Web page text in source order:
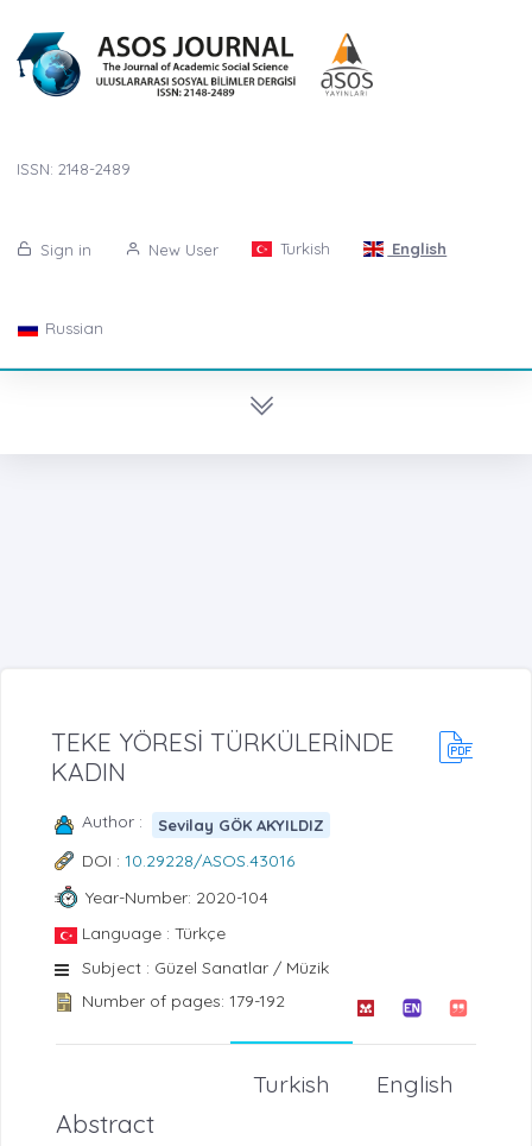
ISSN: 2148-2489
Sign in New User Turkish English
Russian
TEKE YÖRESİ TÜRKÜLERİNDE
KADIN
Author : Sevilay GÖK AKYILDIZ
DOI : 10.29228/ASOS.43016
Year-Number: 2020-104
Language : Türkçe
Subject : Güzel Sanatlar / Müzik
Number of pages: 179-192
English
Turkish
Abstract